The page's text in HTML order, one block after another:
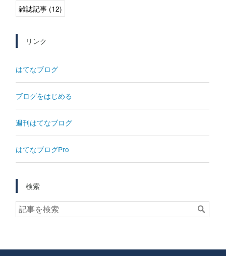
雑誌記事 (12)
リンク
はてなブログ
ブログをはじめる
週刊はてなブログ
はてなブログPro
検索